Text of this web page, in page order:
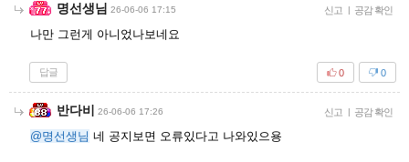
명선생님 26-06-06 17:15 신고 | 공감 확인
나만 그런게 아니었나보네요
답글 0
0
반다비 26-06-06 17:26 신고 | 공감 확인
@명선생님 네 공지보면 오류있다고 나와있으용